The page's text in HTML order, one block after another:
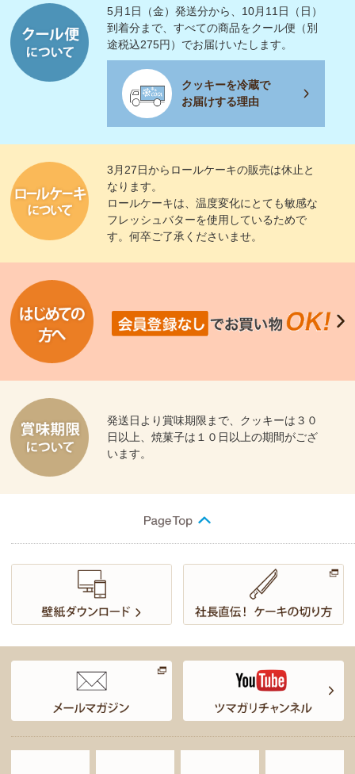
5月1日（金）発送分から、10月11日（日）
到着分まで、すべての商品をクール便（別
途税込275円）でお届けいたします。
クッキーを冷蔵で
お届けする理由
3月27日からロールケーキの販売は休止と
なります。
ロールケーキは、温度変化にとても敏感な
フレッシュバターを使用しているためで
す。何卒ご了承くださいませ。
発送日より賞味期限まで、クッキーは３０
日以上、焼菓子は１０日以上の期間がござ
います。